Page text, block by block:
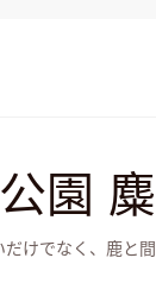
園
けでなく、鹿と